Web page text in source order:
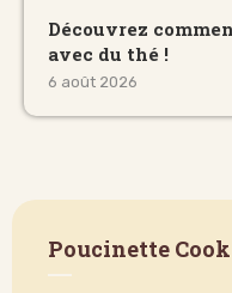
Découvrez
avec du thé !
6 août 2026
Poucinette Cook